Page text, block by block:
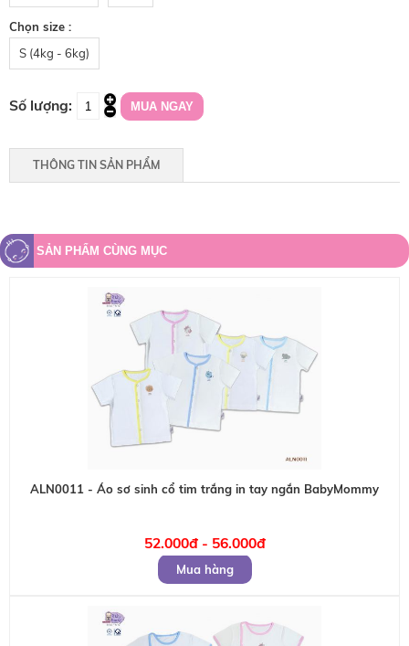
Chọn size :
S (4kg - 6kg)
THÔNG TIN SẢN PHẨM
SẢN PHẨM CÙNG MỤC
ALN0011 - Áo sơ sinh cổ tim trắng in tay ngắn BabyMommy
52.000đ - 56.000đ
Mua hàng